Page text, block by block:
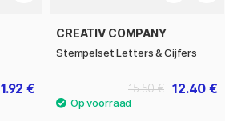
1.92 €
CREATIV COMPANY
Stempelset Letters & Cijfers
12.40 €
15.50 €